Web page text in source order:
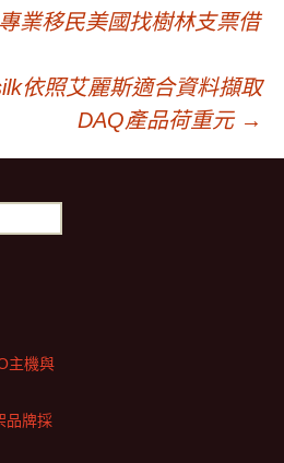
業移民美國找樹林支票借
依照艾麗斯適合資料擷取
DAQ產品荷重元 →
主機與
品牌採